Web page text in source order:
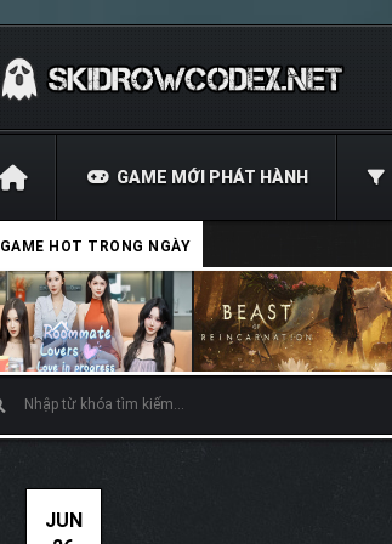
GAME MỚI PHÁT HÀNH
GAME HOT TRONG NGÀY
JUN